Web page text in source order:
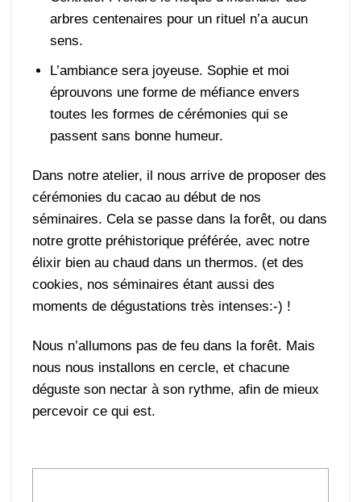
arbres centenaires pour un rituel n’a aucun
sens.
L’ambiance sera joyeuse. Sophie et moi
éprouvons une forme de méfiance envers
toutes les formes de cérémonies qui se
passent sans bonne humeur.
Dans notre atelier, il nous arrive de proposer des
cérémonies du cacao au début de nos
séminaires. Cela se passe dans la forêt, ou dans
notre grotte préhistorique préférée, avec notre
élixir bien au chaud dans un thermos. (et des
cookies, nos séminaires étant aussi des
moments de dégustations très intenses:-) !
Nous n’allumons pas de feu dans la forêt. Mais
nous nous installons en cercle, et chacune
déguste son nectar à son rythme, afin de mieux
percevoir ce qui est.